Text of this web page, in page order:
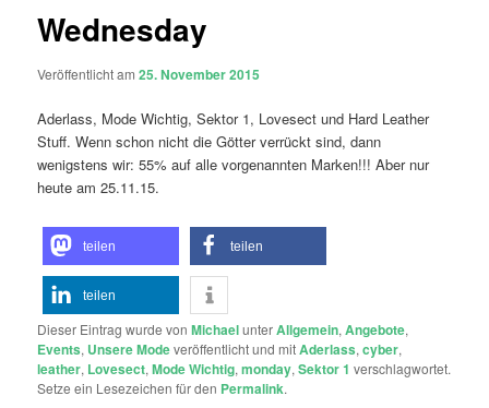
Wednesday
Veröffentlicht am25. November 2015
Aderlass, Mode Wichtig, Sektor 1, Lovesect und Hard Leather
Stuff. Wenn schon nicht die Götter verrückt sind, dann
wenigstens wir: 55% auf alle vorgenannten Marken!!! Aber nur
heute am 25.11.15.
teilen teilen
teilen
Dieser Eintrag wurde vonMichaelunterAllgemein,Angebote,
Events, Unsere Modeveröffentlicht und mitAderlass,cyber,
leather, Lovesect,Mode Wichtig,monday,Sektor 1 verschlagwortet.
Setze ein Lesezeichen für den Permalink.